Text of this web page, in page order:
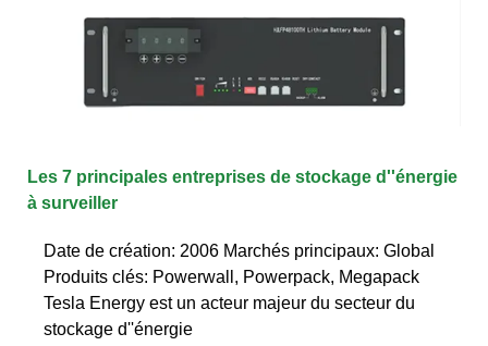
Les 7 principales entreprises de stockage d''énergie
à surveiller
Date de création: 2006 Marchés principaux: Global
Produits clés: Powerwall, Powerpack, Megapack
Tesla Energy est un acteur majeur du secteur du
stockage d''énergie